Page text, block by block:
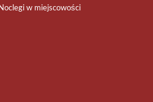
w miejscowości